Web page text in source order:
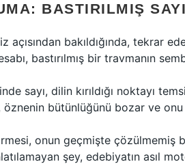
BASTIRILMIŞ
açısından bakıldığında, tekrar
bastırılmış bir travmanın
sayı, dilin kırıldığı noktayı
öznenin bütünlüğünü bozar ve onu
onun geçmişte çözülmemiş
şey, edebiyatın asıl